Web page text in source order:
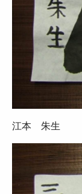
江本 朱生